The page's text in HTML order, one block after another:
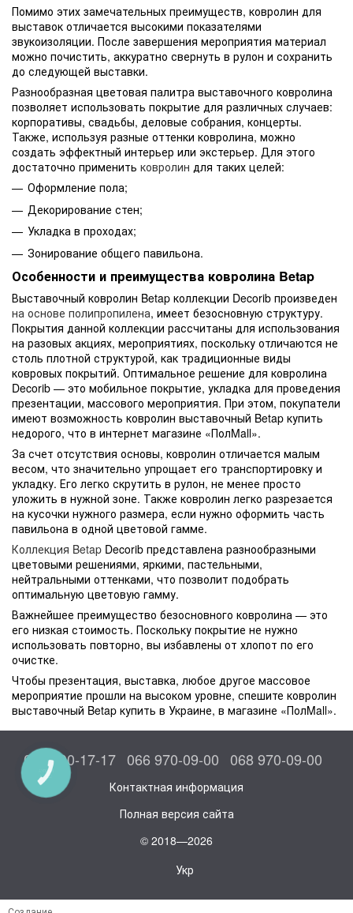
Помимо этих замечательных преимуществ, ковролин для
выставок отличается высокими показателями
звукоизоляции. После завершения мероприятия материал
можно почистить, аккуратно свернуть в рулон и сохранить
до следующей выставки.
Разнообразная цветовая палитра выставочного ковролина
позволяет использовать покрытие для различных случаев:
корпоративы, свадьбы, деловые собрания, концерты.
Также, используя разные оттенки ковролина, можно
создать эффектный интерьер или экстерьер. Для этого
достаточно применить ковролин для таких целей:
Оформление пола;
Декорирование стен;
Укладка в проходах;
Зонирование общего павильона.
Особенности и преимущества ковролина Betap
Выставочный ковролин Betap коллекции Decorib произведен
на основе полипропилена, имеет безосновную структуру.
Покрытия данной коллекции рассчитаны для использования
на разовых акциях, мероприятиях, поскольку отличаются не
столь плотной структурой, как традиционные виды
ковровых покрытий. Оптимальное решение для ковролина
Decorib — это мобильное покрытие, укладка для проведения
презентации, массового мероприятия. При этом, покупатели
имеют возможность ковролин выставочный Betap купить
недорого, что в интернет магазине «ПолMall».
За счет отсутствия основы, ковролин отличается малым
весом, что значительно упрощает его транспортировку и
укладку. Его легко скрутить в рулон, не менее просто
уложить в нужной зоне. Также ковролин легко разрезается
на кусочки нужного размера, если нужно оформить часть
павильона в одной цветовой гамме.
Коллекция Betap Decorib представлена разнообразными
цветовыми решениями, яркими, пастельными,
нейтральными оттенками, что позволит подобрать
оптимальную цветовую гамму.
Важнейшее преимущество безосновного ковролина — это
его низкая стоимость. Поскольку покрытие не нужно
использовать повторно, вы избавлены от хлопот по его
очистке.
Чтобы презентация, выставка, любое другое массовое
мероприятие прошли на высоком уровне, спешите ковролин
выставочный Betap купить в Украине, в магазине «ПолMall».
044 300-17-17 066 970-09-00 068 970-09-00
Контактная информация
Полная версия сайта
© 2018—2026
Укр
КНОПКА
СВЯЗИ